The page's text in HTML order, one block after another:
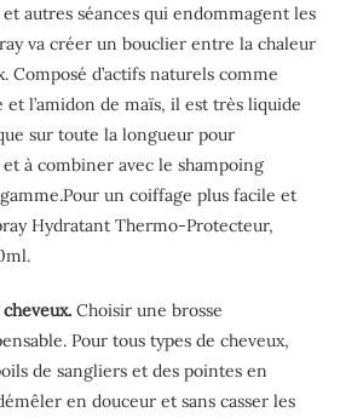
autres séances qui endommagent les
va créer un bouclier entre la chaleur
Composé d’actifs naturels comme
et l’amidon de maïs, il est très liquide
sur toute la longueur pour
à combiner avec le shampoing
un coiffage plus facile et
Hydratant Thermo-Protecteur,
Choisir une brosse
Pour tous types de cheveux,
de sangliers et des pointes en
en douceur et sans casser les